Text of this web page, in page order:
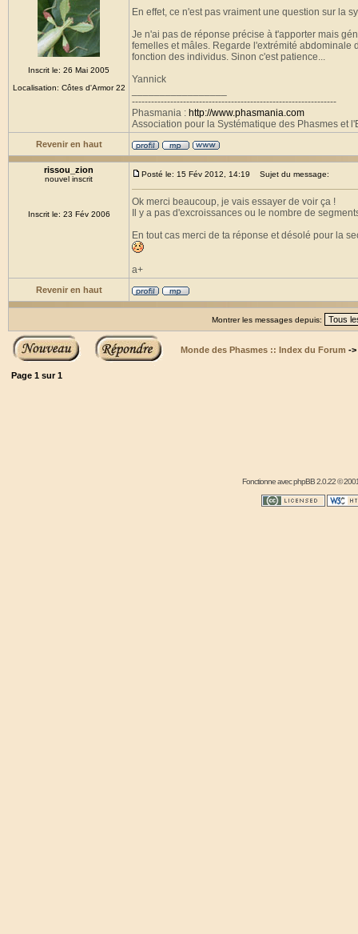
Inscrit le: 26 Mai 2005
Localisation: Côtes d'Armor 22
En effet, ce n'est pas vraiment une question sur la
Je n'ai pas de réponse précise à t'apporter mais
femelles et mâles. Regarde l'extrémité abdominale
fonction des individus. Sinon c'est patience...
Yannick
----------------------------------------------------------------
Phasmania : http://www.phasmania.com
Association pour la Systématique des Phasmes et
Revenir en haut
rissou_zion
nouvel inscrit
Inscrit le: 23 Fév 2006
Posté le: 15 Fév 2012, 14:19 Sujet du message:
Ok merci beaucoup, je vais essayer de voir ça !
Il y a pas d'excroissances ou le nombre de
En tout cas merci de ta réponse et désolé pour la
a+
Revenir en haut
Montrer les messages depuis:
Monde des Phasmes :: Index du Forum ->
Page 1 sur1
Fonctionne avecphpBB2.0.22 ©